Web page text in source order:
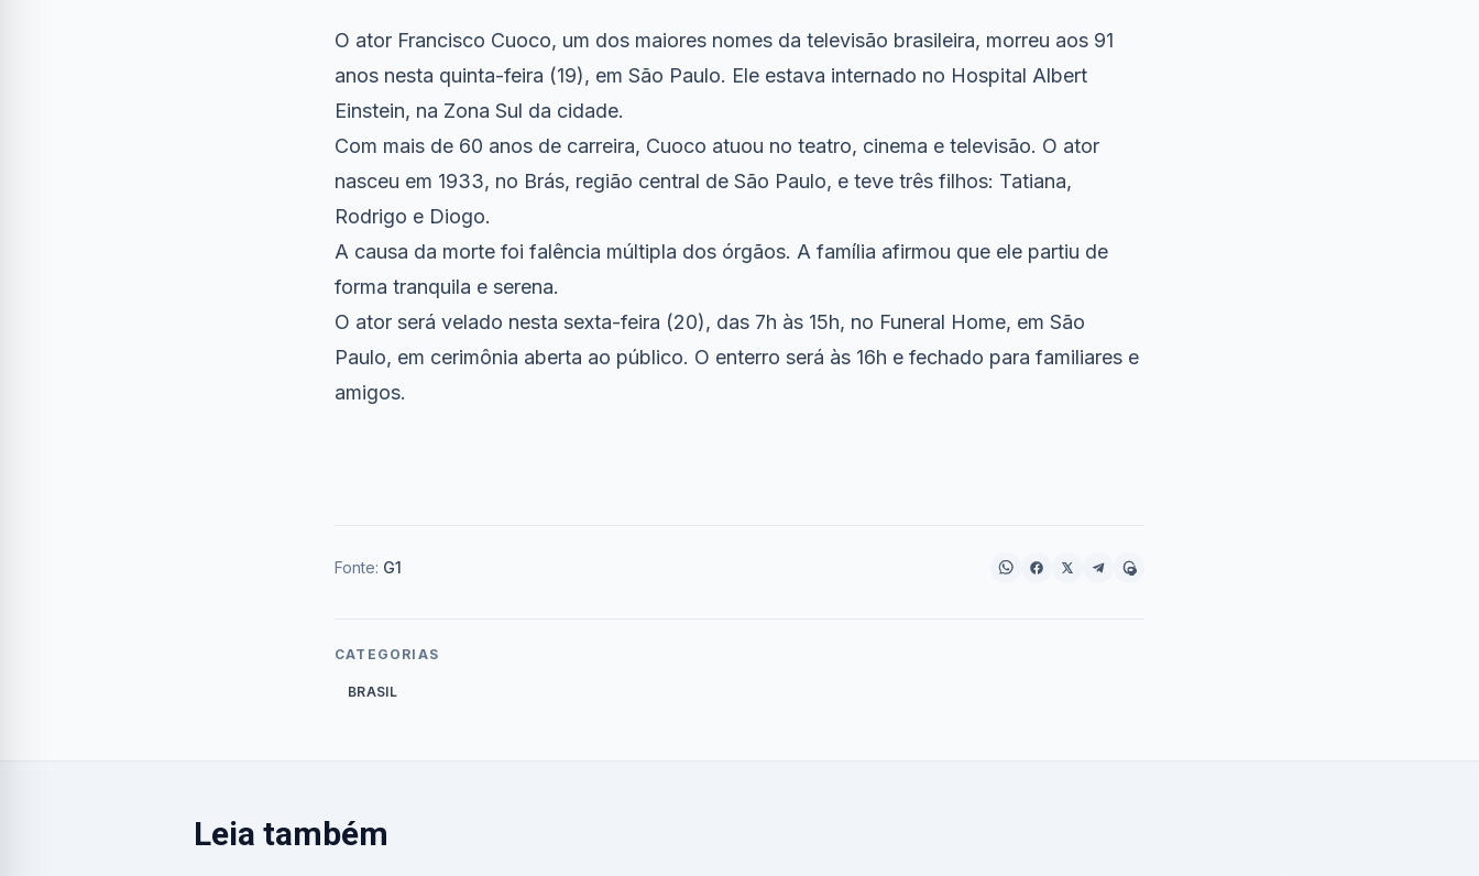
O ator Francisco Cuoco, um dos maiores nomes da televisão brasileira, morreu aos 91
anos nesta quinta-feira (19), em São Paulo. Ele estava internado no Hospital Albert
Einstein, na Zona Sul da cidade.
Com mais de 60 anos de carreira, Cuoco atuou no teatro, cinema e televisão. O ator
nasceu em 1933, no Brás, região central de São Paulo, e teve três filhos: Tatiana,
Rodrigo e Diogo.
A causa da morte foi falência múltipla dos órgãos. A família afirmou que ele partiu de
forma tranquila e serena.
O ator será velado nesta sexta-feira (20), das 7h às 15h, no Funeral Home, em São
Paulo, em cerimônia aberta ao público. O enterro será às 16h e fechado para familiares e
amigos.
Fonte: G1
CATEGORIAS
BRASIL
Leia também